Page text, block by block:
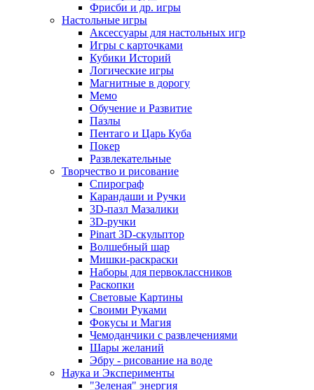
Фрисби и др. игры
Настольные игры
Аксессуары для настольных игр
Игры с карточками
Кубики Историй
Логические игры
Магнитные в дорогу
Мемо
Обучение и Развитие
Пазлы
Пентаго и Царь Куба
Покер
Развлекательные
Творчество и рисование
Спирограф
Карандаши и Ручки
3D-пазл Мазалики
3D-ручки
Pinart 3D-скульптор
Волшебный шар
Мишки-раскраски
Наборы для первоклассников
Раскопки
Световые Картины
Своими Руками
Фокусы и Магия
Чемоданчики с развлечениями
Шары желаний
Эбру - рисование на воде
Наука и Эксперименты
"Зеленая" энергия